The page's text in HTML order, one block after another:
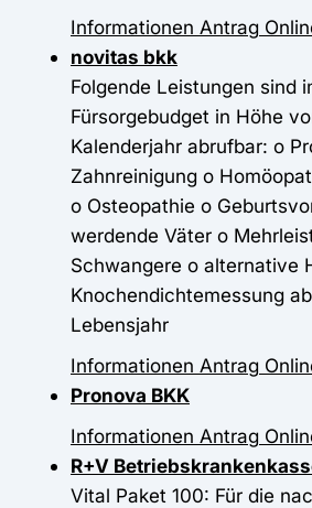
Informationen Antrag
novitas bkk
Folgende Leistungen sind
Fürsorgebudget in Höhe
Kalenderjahr abrufbar: o
Zahnreinigung o
o Osteopathie o
werdende Väter o
Schwangere o alternative
Knochendichtemessung
Lebensjahr
Informationen Antrag
Pronova BKK
Informationen Antrag
R+V
Vital Paket 100: Für die